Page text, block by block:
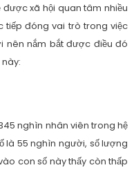
xã hội quan tâm nhiều
tiếp đóng vai trò trong việc
nên nắm bắt được điều đó
nghìn nhân viên trong hệ
là 55 nghìn người, số lượng
con số này thấy còn thấp